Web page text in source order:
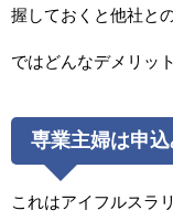
握しておくと他社と
ではどんなデメリッ
専業主婦は申
これはアイフルスラ